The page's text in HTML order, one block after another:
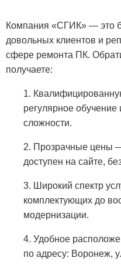
Компания «СГИК» — это
довольных клиентов и
сфере ремонта ПК.
получаете:
1.
регулярное
сложности.
2. Прозрачные цены
доступен на сайте,
3. Широкий спектр
комплектующих до
модернизации.
4. Удобное
по адресу: Воронеж,